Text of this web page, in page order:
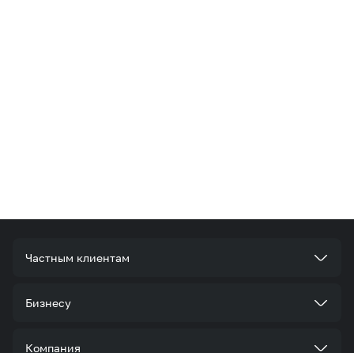
Частным клиентам
Тарифы
Бизнесу
Стать корпоративным клиентом
Компания